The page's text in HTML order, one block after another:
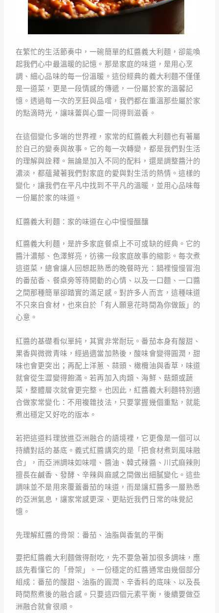
在繁忙的生活節奏中，一碗簡單的紅醬義大利麵，卻能喚
起我們心中最溫暖的記憶。那是家庭的味道，是用心烹
調、細心品味的每一份溫暖。這份經典的義大利麵不僅僅
是一道菜，更是一段情感的傳遞，一份屬於家的溫馨記
憶。透過每一次的烹飪與品嚐，我們都在重溫那些屬於家
的點滴時光，讓味蕾與心靈一同得到滋養。
在這個變化多端的世界裡，家常的紅醬義大利麵也有著屬
於自己的變奏與故事。它的每一次轉變，都是我們對生活
的理解與詮釋。無論是加入不同的配料，還是調整醬汁的
濃淡，都蘊藏著我們對家庭的愛與對生活的熱情。這樣的
變化，讓我們在平凡中找到不平凡的溫暖，並用心品味每
一份屬於家的味道。
紅醬義大利麵：家的味道在心中慢慢醞釀
紅醬義大利麵，是許多家庭餐桌上不可或缺的經典。它的
醬汁濃郁、色澤鮮亮，彷彿一段家庭故事的縮影。每次煮
這道菜，總會讓人回想起熟悉的晚餐時光：鍋裡慢慢冒泡
的番茄香、餐桌旁等待開動的心情、以及一口麵、一口醬
之間那種簡單卻踏實的滿足感。對許多人而言，這種味道
不只來自食材，也來自於「有人願意花時間為你做飯」的
心意。
紅醬的基礎看似單純，其實非常耐玩。番茄本身有酸甜、
果香與微微青味，經過適當加熱後，酸味會變得圓潤，甜
味也會更突出；再配上洋蔥、蒜頭、橄欖油與香草，味道
就會從生澀變得飽滿。若再加入肉類、海鮮、菇類或蔬
菜，整體層次就會更完整。也因此，紅醬義大利麵特別適
合做家常變化：不用複雜技法，只要掌握幾個重點，就能
煮出穩定又好吃的版本。
若把這道料理放進亞洲融合的語境裡，它更像是一個可以
持續對話的基底。義式紅醬講究的是「把食材煮到風味融
合」，而亞洲調味如味噌、醬油、韓式辣醬、川式麻辣則
擅長在鹹香、發酵、辛辣與麻感之間做出細膩變化。這些
調味並不是用來覆蓋番茄的味道，而是讓紅醬多一層熟悉
的亞洲氣息，讓家常感更深、更貼近我們日常的味覺記
憶。
先理解紅醬的骨架：番茄、油脂與香氣的平衡
要把紅醬義大利麵做得耐吃，先不要急著加很多調味，應
該先看懂它的「骨架」。一份穩定的紅醬通常由幾個部分
組成：番茄的酸甜、油脂的圓潤、辛香料的底味、以及長
時間熬煮後的融合感。只要這四個元素平衡，後續要做亞
洲融合就會很順。